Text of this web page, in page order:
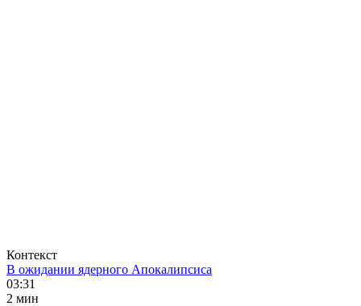
Контекст
В ожидании ядерного Апокалипсиса
03:31
2 мин